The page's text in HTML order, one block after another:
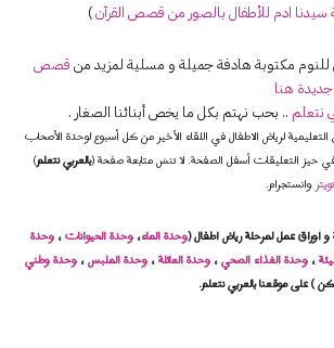
ادم للأطفال بالصور من قصص القرآن)
مكتوبة هادفة جميلة و مسلية لمزيد من قصص
هنا
نتعلم .. بحب نهتم بكل ما يخص أبنائنا الصغار .
لرياض الاطفال في اللقاء الأخير من كل أسبوع لوحدة الأصحاب
في حيز التعليقات أسفل الصفحة. لا تنسَ متابعة صفحة (بالعربي نتعلم)
تويتروانستجرام.
و اوراق عمل لمرحلة رياض اطفال (وحدة الماء،وحدة الحيوانات،وحدة
،وحدة الغذاء الصحي،وحدة العائلة،وحدة الملبس،وحدة وطني
على موقعنا بالعربي نتعلم.